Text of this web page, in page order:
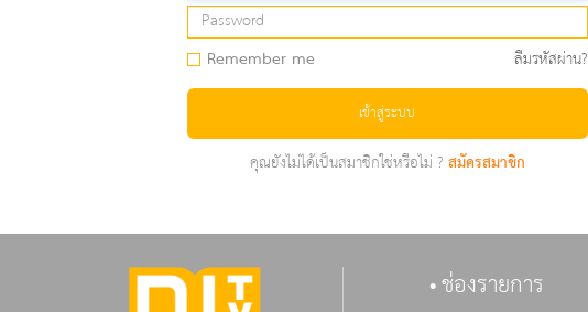
Remember me ลืมรหัสผ่าน?
เข้าสู่ระบบ
คุณยังไม่ได้เป็นสมาชิกใช่หรือไม่ ?สมัครสมาชิก
ช่องรายการ